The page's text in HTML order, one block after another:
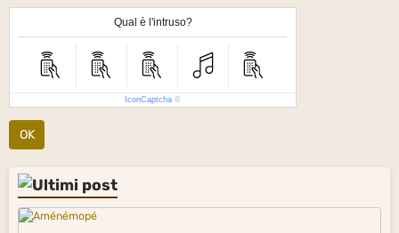
Qual è l'intruso?
IconCaptcha ©
OK